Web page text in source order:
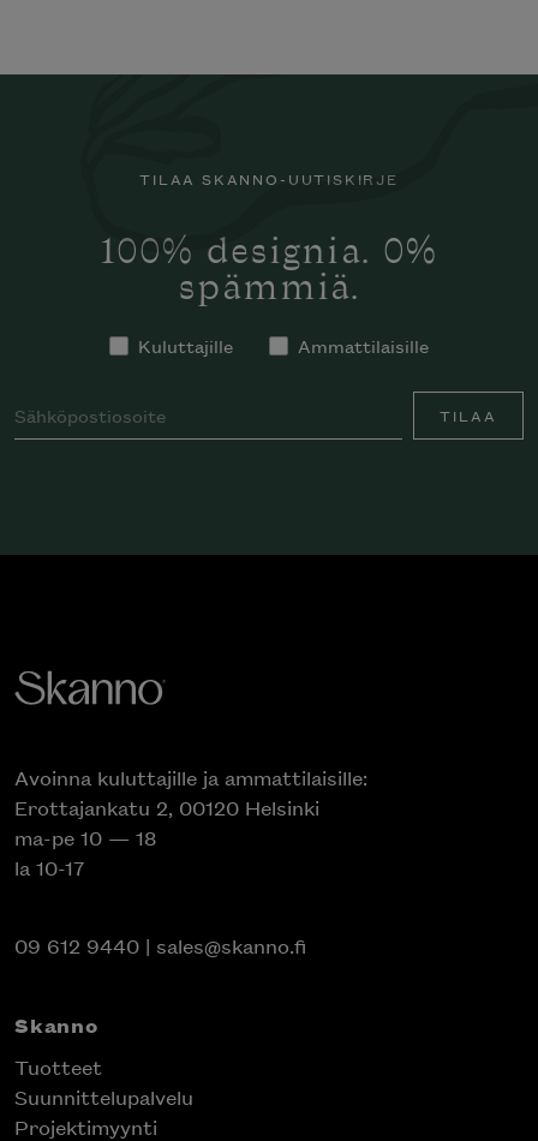
TILAA SKANNO-UUTISKIRJE
100% designia. 0%
spämmiä.
Kuluttajille Ammattilaisille
TILAA
Avoinna kuluttajille ja ammattilaisille:
Erottajankatu 2, 00120 Helsinki
ma-pe 10 — 18
la 10-17
09 612 9440 | sales@skanno.fi
Skanno
Tuotteet
Suunnittelupalvelu
Projektimyynti